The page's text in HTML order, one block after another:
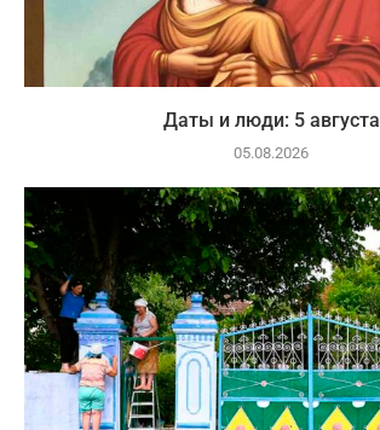
Даты и люди: 5 августа
05.08.2026